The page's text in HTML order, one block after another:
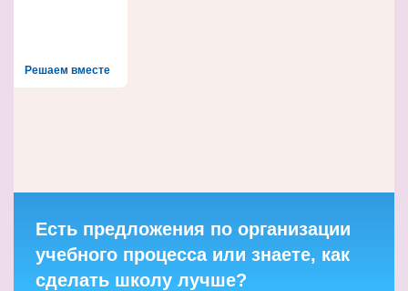
Решаем вместе
Есть предложения по организации
учебного процесса или знаете, как
сделать школу лучше?